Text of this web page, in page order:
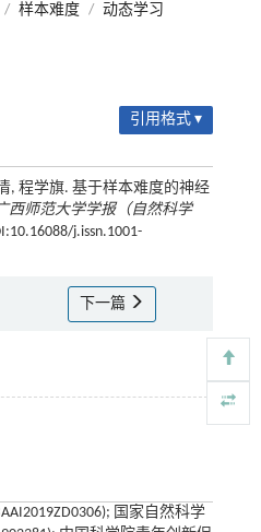
/ 样本难度 / 动态学习
引用格式 ▾
, 程学旗. 基于样本难度的神经
西师范大学学报（自然科学
j.issn.1001-
下一篇
国家自然科学